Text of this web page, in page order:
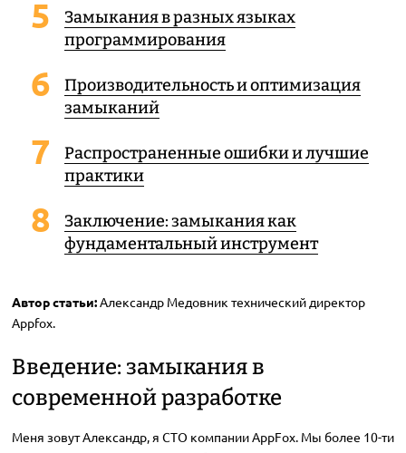
Замыкания в разных языках
программирования
Производительность и оптимизация
замыканий
Распространенные ошибки и лучшие
практики
Заключение: замыкания как
фундаментальный инструмент
Автор статьи:Александр Медовник технический директор
Appfox.
Введение: замыкания в
современной разработке
Меня зовут Александр, я CTO компании AppFox. Мы более 10-ти